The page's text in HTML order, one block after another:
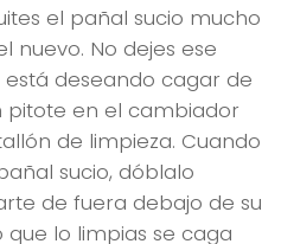
el pañal sucio mucho
nuevo. No dejes ese
está deseando cagar de
pitote en el cambiador
de limpieza. Cuando
sucio, dóblalo
de fuera debajo de su
que lo limpias se caga